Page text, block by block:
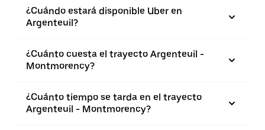
¿Cuándo estará disponible Uber en
Argenteuil?
¿Cuánto cuesta el trayecto Argenteuil -
Montmorency?
¿Cuánto tiempo se tarda en el trayecto
Argenteuil - Montmorency?